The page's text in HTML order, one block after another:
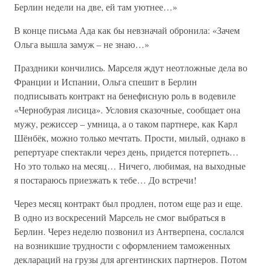
Берлин недели на две, ей там уютнее…»
В конце письма Ада как бы невзначай обронила: «Зачем
Ольга вышла замуж – не знаю…»
Праздники кончились. Марселя ждут неотложные дела во
Франции и Испании, Ольга спешит в Берлин
подписывать контракт на бенефисную роль в водевиле
«Чернобурая лисица». Условия сказочные, сообщает она
мужу, режиссер – умница, а о таком партнере, как Карл
Шёнбёк, можно только мечтать. Прости, милый, однако в
репертуаре спектакли через день, придется потерпеть…
Но это только на месяц… Ничего, любимая, на выходные
я постараюсь приезжать к тебе… До встречи!
Через месяц контракт был продлен, потом еще раз и еще.
В одно из воскресений Марсель не смог выбраться в
Берлин. Через неделю позвонил из Антверпена, сослался
на возникшие трудности с оформлением таможенных
деклараций на грузы для аргентинских партнеров. Потом